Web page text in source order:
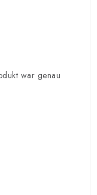
war genau